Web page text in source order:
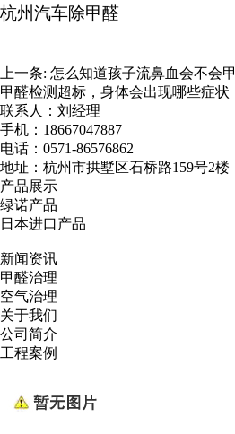
杭州汽车除甲醛
上一条: 怎么知道孩子流鼻血会不会
甲醛检测超标，身体会出现哪些症状
联系人：刘经理
手机：18667047887
电话：0571-86576862
地址：杭州市拱墅区石桥路159号2楼
产品展示
绿诺产品
日本进口产品
新闻资讯
甲醛治理
空气治理
关于我们
公司简介
工程案例